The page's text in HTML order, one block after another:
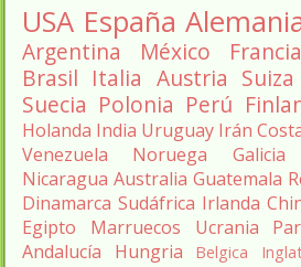
USA España
Argentina México Francia
Brasil Italia Austria Suiza
Suecia Polonia Perú
Holanda India Uruguay Irán
Venezuela
Noruega Galicia
Nicaragua Australia Guatemala
Dinamarca Sudáfrica Irlanda
Egipto
Marruecos Ucrania
Andalucía
Hungria Belgica